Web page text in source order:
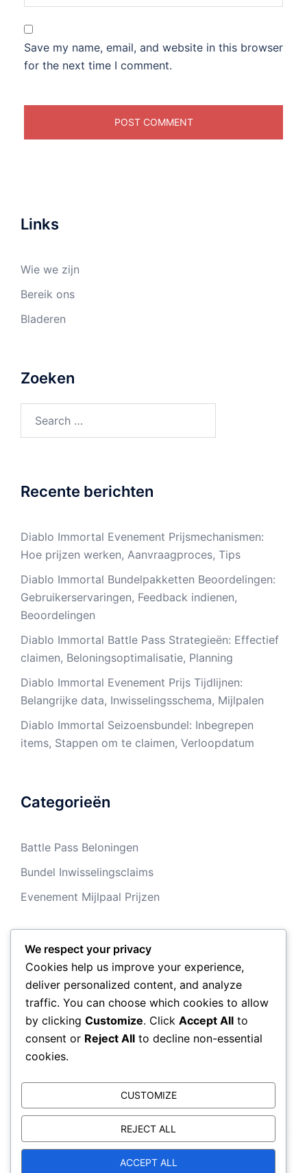
Save my name, email, and website in this browser
for the next time I comment.
Links
Wie we zijn
Bereik ons
Bladeren
Zoeken
for:
Recente berichten
Diablo Immortal Evenement Prijsmechanismen:
Hoe prijzen werken, Aanvraagproces, Tips
Diablo Immortal Bundelpakketten Beoordelingen:
Gebruikerservaringen, Feedback indienen,
Beoordelingen
Diablo Immortal Battle Pass Strategieën: Effectief
claimen, Beloningsoptimalisatie, Planning
Diablo Immortal Evenement Prijs Tijdlijnen:
Belangrijke data, Inwisselingsschema, Mijlpalen
Diablo Immortal Seizoensbundel: Inbegrepen
items, Stappen om te claimen, Verloopdatum
Categorieën
Battle Pass Beloningen
Bundel Inwisselingsclaims
Evenement Mijlpaal Prijzen
Archief
March 2026
February 2026
© 2026 reignofthunder.com. Proudly powered by
We respect your privacy
Cookies help us improve your experience,
deliver personalized content, and analyze
traffic. You can choose which cookies to allow
by clicking Customize. Click Accept All to
consent or Reject All to decline non-essential
cookies.
CUSTOMIZE
REJECT ALL
ACCEPT ALL